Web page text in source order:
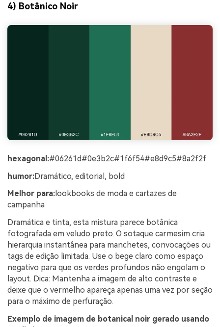
4) Botânico Noir
hexagonal:#06261d#0e3b2c#1f6f54#e8d9c5#8a2f2f
humor:Dramático, editorial, bold
Melhor para: lookbooks de moda e cartazes de
campanha
Dramática e tinta, esta mistura parece botânica
fotografada em veludo preto. O sotaque carmesim cria
hierarquia instantânea para manchetes, convocações ou
tags de edição limitada. Use o bege claro como espaço
negativo para que os verdes profundos não engolam o
layout. Dica: Mantenha a imagem de alto contraste e
deixe que o vermelho apareça apenas uma vez por seção
para o máximo de perfuração.
Exemplo de imagem de botanical noir gerado usando